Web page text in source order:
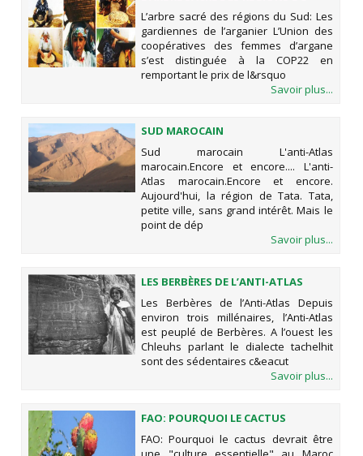
SUD: LES GARDIENNES DE
L’ARGANIER
L’arbre sacré des régions du Sud: Les
gardiennes de l’arganier L’Union des
coopératives des femmes d’argane
s’est distinguée à la COP22 en
remportant le prix de l&rsquo
Savoir plus...
SUD MAROCAIN
Sud marocain L'anti-Atlas
marocain.Encore et encore.... L'anti-
Atlas marocain.Encore et encore.
Aujourd'hui, la région de Tata. Tata,
petite ville, sans grand intérêt. Mais le
point de dép
Savoir plus...
LES BERBÈRES DE L’ANTI-ATLAS
Les Berbères de l’Anti-Atlas Depuis
environ trois millénaires, l’Anti-Atlas
est peuplé de Berbères. A l’ouest les
Chleuhs parlant le dialecte tachelhit
sont des sédentaires c&eacut
Savoir plus...
FAO: POURQUOI LE CACTUS
DEVRAIT ÊTRE UNE "CULTURE
ESSENTIELLE" AU MAROC
FAO: Pourquoi le cactus devrait être